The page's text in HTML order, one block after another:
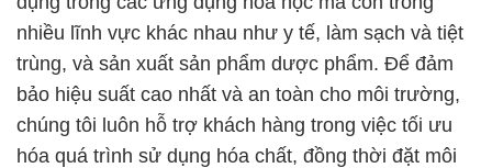
nhiều lĩnh vực khác nhau như y tế, làm sạch và tiệt
trùng, và sản xuất sản phẩm dược phẩm. Để đảm
bảo hiệu suất cao nhất và an toàn cho môi trường,
chúng tôi luôn hỗ trợ khách hàng trong việc tối ưu
hóa quá trình sử dụng hóa chất, đồng thời đặt môi